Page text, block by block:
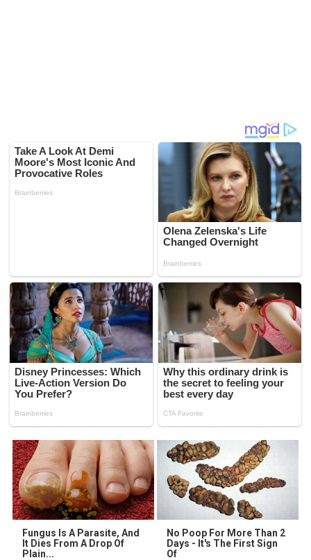
Fungus Is A Parasite, And
It Dies From A Drop Of
Plain...
No Poop For More Than 2
Days - It's The First Sign
Of